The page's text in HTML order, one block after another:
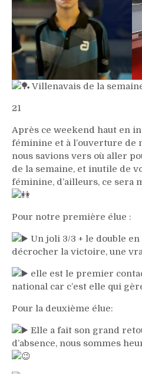
Villenavais de la
21
Après ce weekend haut en
féminine et à l’ouverture de
nous savions vers où aller
de la semaine, et inutile de
féminine, d’ailleurs, ce sera
Pour notre première élue :
Un joli 3/3 + le double
décrocher la victoire, une
elle est le premier
national car c’est elle qui
Pour la deuxième élue:
Elle a fait son grand
d’absence, nous sommes